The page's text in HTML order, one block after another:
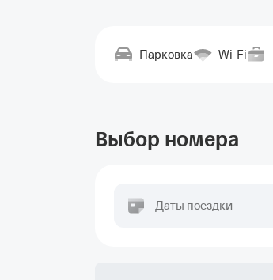
Парковка Wi-Fi
Выбор номера
Даты поездки